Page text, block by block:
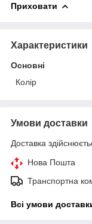
Приховати
Характеристики
Основні
Колір
Умови доставки
Доставка
Нова Пошта
Транспортна
Всі умови